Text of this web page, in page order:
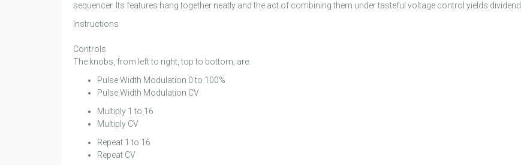
sequencer. Its features hang together neatly and the act of combining them under tasteful voltage control yields
Instructions
Controls
The knobs, from left to right, top to bottom, are:
Pulse Width Modulation 0 to 100%
Pulse Width Modulation CV
Multiply 1 to 16
Multiply CV
Repeat 1 to 16
Repeat CV